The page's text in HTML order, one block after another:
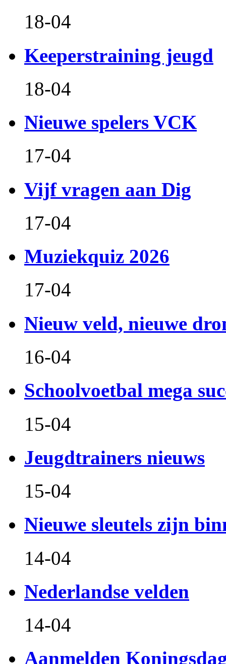
18-04
Keeperstraining jeugd
18-04
Nieuwe spelers VCK
17-04
Vijf vragen aan Dig
17-04
Muziekquiz 2026
17-04
Nieuw veld, nieuwe
16-04
Schoolvoetbal mega
15-04
Jeugdtrainers nieuws
15-04
Nieuwe sleutels zijn
14-04
Nederlandse velden
14-04
Aanmelden